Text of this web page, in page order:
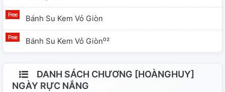
Bánh Su Kem Vỏ Giòn
Bánh Su Kem Vỏ Giòn⁰²
DANH SÁCH CHƯƠNG [HOÀNGHUY]
NGÀY RỰC NẮNG